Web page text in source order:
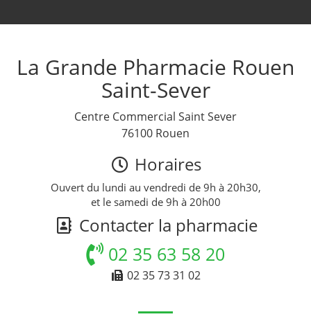
La Grande Pharmacie Rouen
Saint-Sever
Centre Commercial Saint Sever
76100 Rouen
Horaires
Ouvert du lundi au vendredi de 9h à 20h30,
et le samedi de 9h à 20h00
Contacter la pharmacie
02 35 63 58 20
02 35 73 31 02